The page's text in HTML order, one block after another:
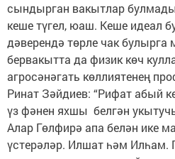
сындырган вакытлар
кеше түгел, юаш. Кеше идеал
дәверендә төрле чак
бервакытта да физик көч
агросәнәгать көллиятенең
Ринат Зәйдиев: “Рифат абый
үз фәнен яхшы белгән
Алар Гөлфирә апа белән ике
үстерәләр. Илшат һәм Илһам.